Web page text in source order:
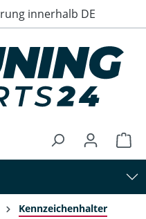
innerhalb DE
Kennzeichenhalter